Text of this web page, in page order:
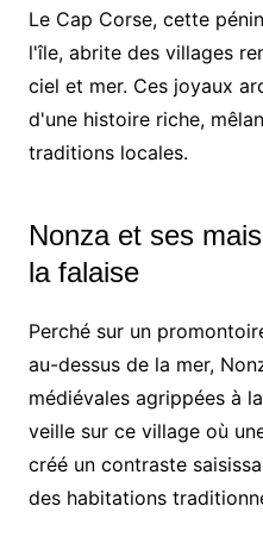
Le Cap Corse, cette
l'île, abrite des villages
ciel et mer. Ces joyaux
d'une histoire riche,
traditions locales.
Nonza et ses
la falaise
Perché sur un
au-dessus de la mer,
médiévales agrippées à
veille sur ce village où
créé un contraste
des habitations